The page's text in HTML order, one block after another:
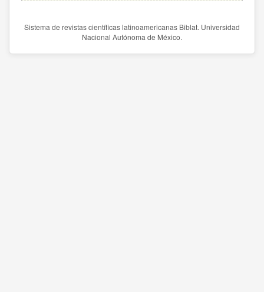
Sistema de revistas científicas latinoamericanas Biblat. Universidad
Nacional Autónoma de México.